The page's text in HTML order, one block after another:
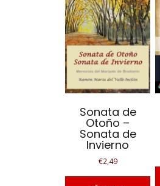
Sonata de
Otoño –
Sonata de
Invierno
€2,49